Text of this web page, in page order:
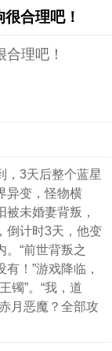
合理吧！
理吧！
，3天后整个蓝星
异变，怪物横
未婚妻背叛，
倒计时3天，他变
“前世背叛之
！”游戏降临，
镯”。“我，道
月恶魔？全部攻